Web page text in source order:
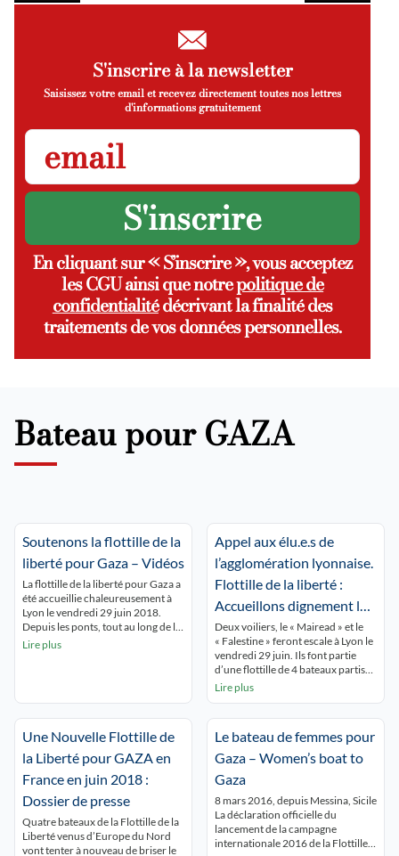
S'inscrire à la newsletter
Saisissez votre email et recevez directement toutes nos lettres
d'informations gratuitement
En cliquant sur « S’inscrire », vous acceptez
les CGU ainsi que notrepolitique de
confidentialitédécrivant la finalité des
traitements de vos données personnelles.
Bateau pour GAZA
Soutenons la flottille de la
liberté pour Gaza – Vidéos
La flottille de la liberté pour Gaza a
été accueillie chaleureusement à
Lyon le vendredi 29 juin 2018.
Depuis les ponts, tout au long de la
Saône, jusqu’au rassemblement à
Lire plus
Appel aux élu.e.s de
l’agglomération lyonnaise.
Flottille de la liberté :
Accueillons dignement les
bateaux en route pour
GAZA
Deux voiliers, le « Mairead » et le
« Falestine » feront escale à Lyon le
vendredi 29 juin. Ils font partie
d’une flottille de 4 bateaux partis
du Nord de l’Europe, qui voguent
l’injustice qui frappent la Palestine.
Le blocus […]
Lire plus
Une Nouvelle Flottille de
la Liberté pour GAZA en
France en juin 2018 :
Dossier de presse
Quatre bateaux de la Flottille de la
Liberté venus d’Europe du Nord
vont tenter à nouveau de briser le
Le bateau de femmes pour
Gaza – Women’s boat to
Gaza
8 mars 2016, depuis Messina, Sicile
La déclaration officielle du
lancement de la campagne
internationale 2016 de la Flottille